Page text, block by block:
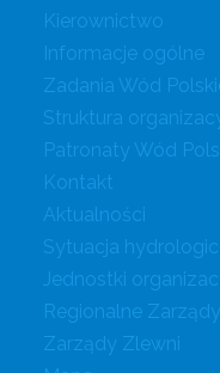
Kierownictwo
Informacje ogólne
Zadania Wód
Struktura
Patronaty Wód
Kontakt
Aktualności
Sytuacja
Jednostki
Regionalne
Zarządy Zlewni